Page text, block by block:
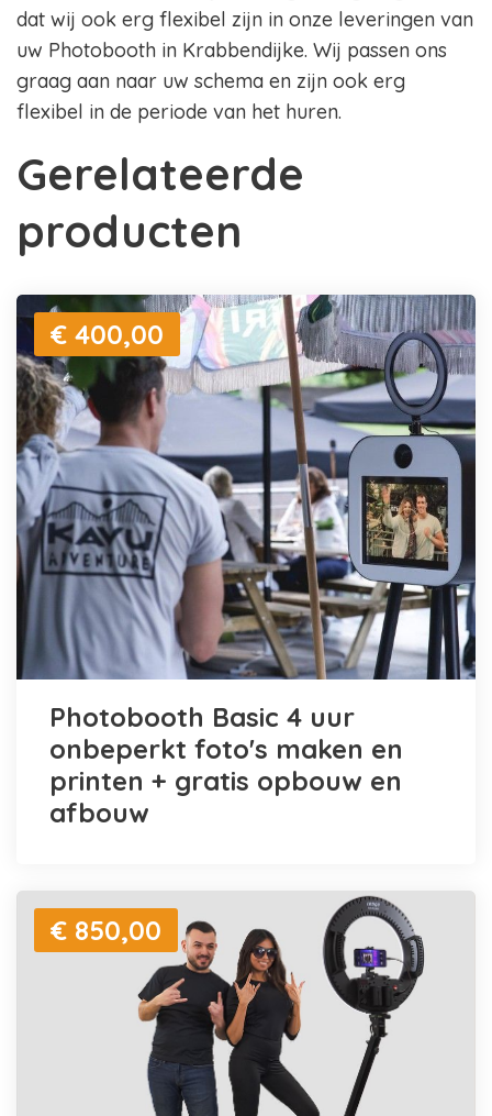
dat wij ook erg flexibel zijn in onze leveringen van
uw Photobooth in Krabbendijke. Wij passen ons
graag aan naar uw schema en zijn ook erg
flexibel in de periode van het huren.
Gerelateerde
producten
€ 400,00
Photobooth Basic 4 uur
onbeperkt foto's maken en
printen + gratis opbouw en
afbouw
€ 850,00